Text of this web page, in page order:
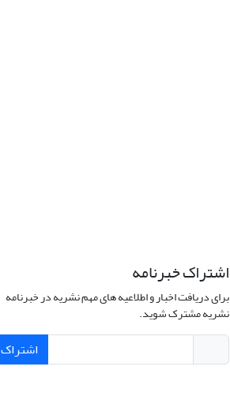
اشتراک خبرنامه
برای دریافت اخبار و اطلاعیه های مهم نشریه در خبرنامه
نشریه مشترک شوید.
اشتراک